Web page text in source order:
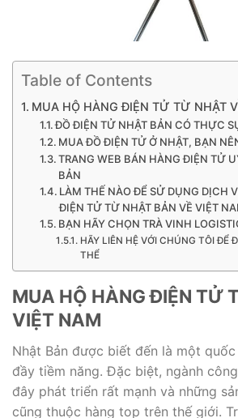
Table of Contents
MUA HỘ HÀNG ĐIỆN TỬ TỪ NHẬT
ĐỒ ĐIỆN TỬ NHẬT BẢN CÓ THỰC
MUA ĐỒ ĐIỆN TỬ Ở NHẬT, BẠN
TRANG WEB BÁN HÀNG ĐIỆN TỬ
BẢN
LÀM THẾ NÀO ĐỂ SỬ DỤNG DỊCH
ĐIỆN TỬ TỪ NHẬT BẢN VỀ VIỆT
BẠN HÃY CHỌN TRÀ VINH
HÃY LIÊN HỆ VỚI CHÚNG TÔI ĐỂ
THỂ
MUA HỘ HÀNG ĐIỆN TỬ
VIỆT NAM
Nhật Bản được biết đến là một
đầy tiềm năng. Đặc biệt, ngành
đây phát triển rất mạnh và những
cũng thuộc hàng top trên thế giới.